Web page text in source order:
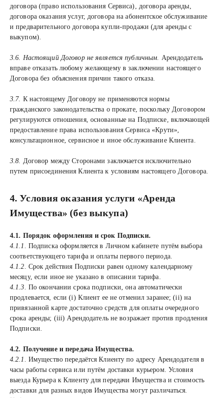
договора (право использования Сервиса), договора аренды,
договора оказания услуг, договора на абонентское обслуживание
и предварительного договора купли-продажи (для аренды с
выкупом).
3.6. Настоящий Договор не является публичным. Арендодатель
вправе отказать любому желающему в заключении настоящего
Договора без объяснения причин такого отказа.
3.7. К настоящему Договору не применяются нормы
гражданского законодательства о прокате, поскольку Договором
регулируются отношения, основанные на Подписке, включающей
предоставление права использования Сервиса «Крути»,
консультационное, сервисное и иное обслуживание Клиента.
3.8. Договор между Сторонами заключается исключительно
путем присоединения Клиента к условиям настоящего Договора.
4. Условия оказания услуги «Аренда
Имущества» (без выкупа)
4.1. Порядок оформления и срок Подписки.
4.1.1. Подписка оформляется в Личном кабинете путём выбора
соответствующего тарифа и оплаты первого периода.
4.1.2. Срок действия Подписки равен одному календарному
месяцу, если иное не указано в описании тарифа.
4.1.3. По окончании срока подписки, она автоматически
продлевается, если (i) Клиент ее не отменил заранее; (ii) на
привязанной карте достаточно средств для оплаты очередного
срока аренды; (iii) Арендодатель не возражает против продления
Подписки.
4.2. Получение и передача Имущества.
4.2.1. Имущество передаётся Клиенту по адресу Арендодателя в
часы работы сервиса или путём доставки курьером. Условия
выезда Курьера к Клиенту для передачи Имущества и стоимость
доставки для разных видов Имущества могут различаться.